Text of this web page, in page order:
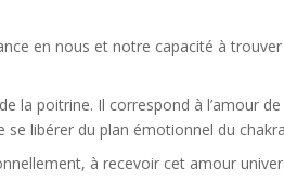
en nous et notre capacité à
poitrine. Il correspond à l’amour
libérer du plan émotionnel du
à recevoir cet amour